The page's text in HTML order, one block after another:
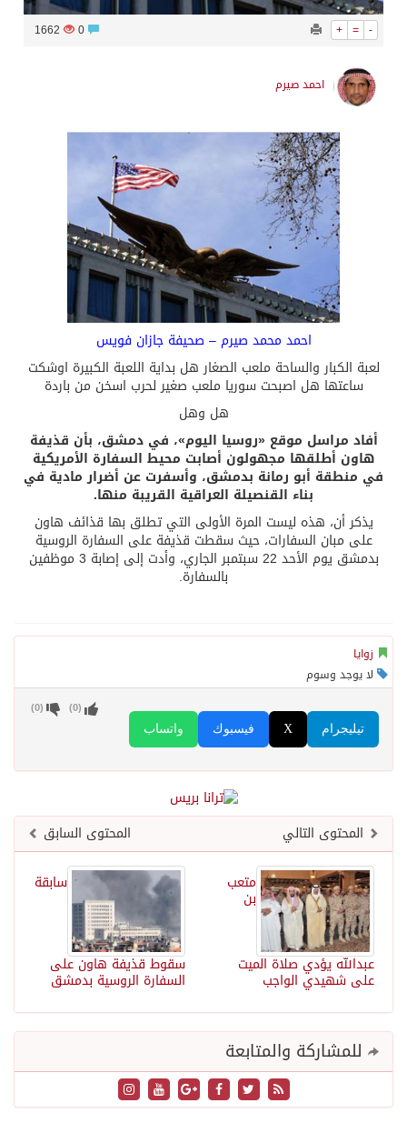
+ = -
1662
احمد صيرم
احمد محمد صيرم – صحيفة جازان فويس
لعبة الكبار والساحة ملعب الصغار هل بداية اللعبة الكبيرة اوشكت
ساعتها هل اصبحت سوريا ملعب صغير لحرب اسخن من باردة
هل وهل
أفاد مراسل موقع «روسيا اليوم»، في دمشق، بأن قذيفة
هاون أطلقها مجهولون أصابت محيط السفارة الأمريكية
في منطقة أبو رمانة بدمشق، وأسفرت عن أضرار مادية في
بناء القنصيلة العراقية القريبة منها.
يذكر أن، هذه ليست المرة الأولى التي تطلق بها قذائف هاون
على مبان السفارات، حيث سقطت قذيفة على السفارة الروسية
بدمشق يوم الأحد 22 سبتمبر الجاري، وأدت إلى إصابة 3 موظفين
بالسفارة.
زوايا
لا يوجد وسوم
واتساب فيسبوك X تيليجرام
(
0
) (
0
)
المحتوى السابق
المحتوى التالي
سابقة
سقوط قذيفة هاون على
السفارة الروسية بدمشق
متعب
بن
عبدالله يؤدي صلاة الميت
على شهيدي الواجب
للمشاركة والمتابعة